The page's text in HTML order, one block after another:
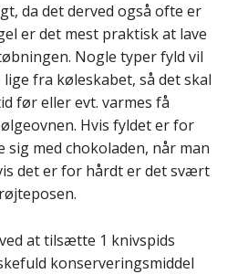
da det derved også ofte er
er det mest praktisk at lave
Nogle typer fyld vil
fra køleskabet, så det skal
før eller evt. varmes få
Hvis fyldet er for
sig med chokoladen, når man
det er for hårdt er det svært
at tilsætte 1 knivspids
konserveringsmiddel